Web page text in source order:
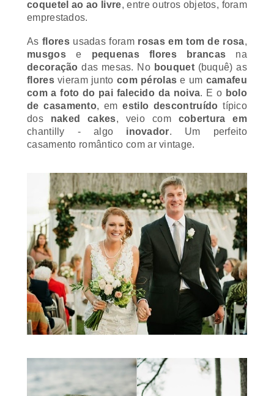
emprestados.
musgosepequenas flores brancasna
decoração das mesas. Nobouquet (buquê)
as
floresvieram juntocom pérolase umcamafeu
com a foto do pai falecido da noiva. E obolo
de casamento , emestilo descontruídotípico
dosnaked cakes, veio comcobertura em
chantilly- algoinovador. Um perfeito
casamento romântico com arvintage.